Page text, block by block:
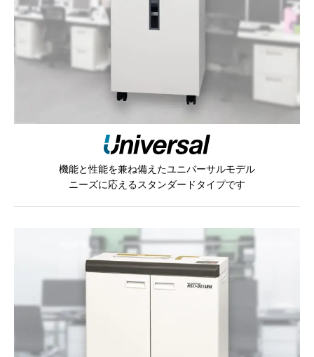
機能と性能を兼ね備えたユニバーサルモデル
ニーズに応えるスタンダードタイプです